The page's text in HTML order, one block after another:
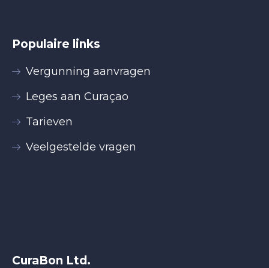
Populaire links
Vergunning aanvragen
Leges aan Curaçao
Tarieven
Veelgestelde vragen
CuraBon Ltd.